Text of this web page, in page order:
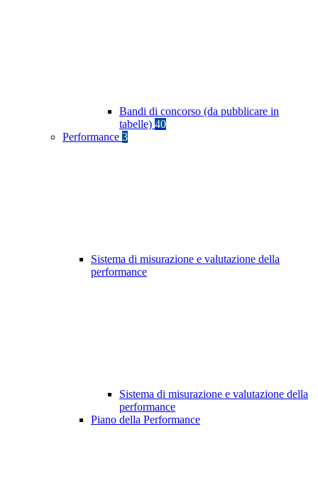
Bandi di concorso (da pubblicare in
tabelle) 40
Performance 3
Sistema di misurazione e valutazione della
performance
Sistema di misurazione e valutazione della
performance
Piano della Performance